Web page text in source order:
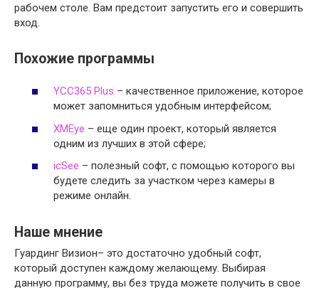
рабочем столе. Вам предстоит запустить его и совершить
вход.
Похожие программы
YCC365 Plus – качественное приложение, которое
может запомниться удобным интерфейсом;
XMEye – еще один проект, который является
одним из лучших в этой сфере;
icSee – полезный софт, с помощью которого вы
будете следить за участком через камеры в
режиме онлайн.
Наше мнение
Гуардинг Визион– это достаточно удобный софт,
который доступен каждому желающему. Выбирая
данную программу, вы без труда можете получить в свое